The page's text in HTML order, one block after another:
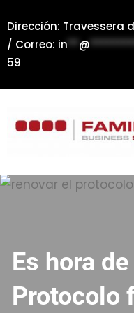
al
contenido
Dirección: Travessera
/ Correo: in**@
59
Es hora
Protocolo